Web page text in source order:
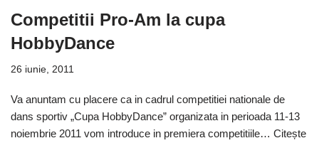
Competitii Pro-Am la cupa
HobbyDance
26 iunie, 2011
Va anuntam cu placere ca in cadrul competitiei nationale de
dans sportiv „Cupa HobbyDance” organizata in perioada 11-13
noiembrie 2011 vom introduce in premiera competitiile… Citește